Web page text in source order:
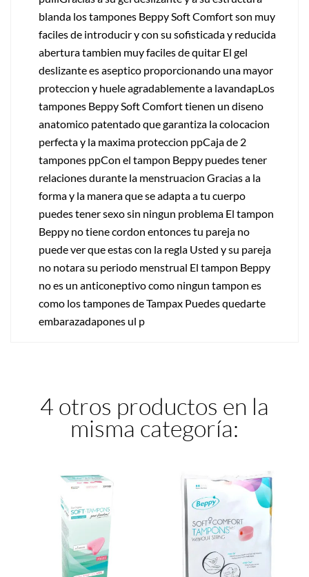
blanda los tampones Beppy Soft Comfort son muy
faciles de introducir y con su sofisticada y reducida
abertura tambien muy faciles de quitar El gel
deslizante es aseptico proporcionando una mayor
proteccion y huele agradablemente a lavandapLos
tampones Beppy Soft Comfort tienen un diseno
anatomico patentado que garantiza la colocacion
perfecta y la maxima proteccion ppCaja de 2
tampones ppCon el tampon Beppy puedes tener
relaciones durante la menstruacion Gracias a la
forma y la manera que se adapta a tu cuerpo
puedes tener sexo sin ningun problema El tampon
Beppy no tiene cordon entonces tu pareja no
puede ver que estas con la regla Usted y su pareja
no notara su periodo menstrual El tampon Beppy
no es un anticoneptivo como ningun tampon es
como los tampones de Tampax Puedes quedarte
embarazadapones ul p
4 otros productos en la
misma categoría: